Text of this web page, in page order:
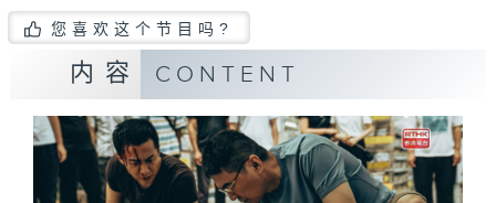
您喜欢这个节目吗?
内容 CONTENT